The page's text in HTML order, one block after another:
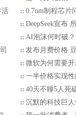
活
0.7nm制程芯片
DeepSeek宣布
AI泡沫何时破
发布月费价格
微软为何需要
一半价格实现
40天不睡5人死
沉默的科技巨